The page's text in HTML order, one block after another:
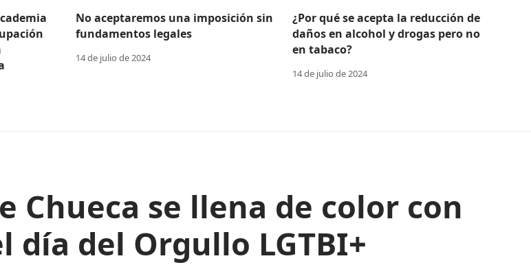
No aceptaremos una imposición sin
fundamentos legales
14 de julio de 2024
¿Por qué se acepta la reducción de
daños en alcohol y drogas pero no
en tabaco?
14 de julio de 2024
Chueca se llena de color con
día del Orgullo LGTBI+